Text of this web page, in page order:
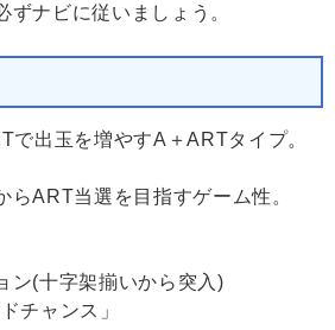
ずナビに従いましょう。
で出玉を増やすA＋ARTタイプ。
らART当選を目指すゲーム性。
ン(十字架揃いから突入)
チャンス」